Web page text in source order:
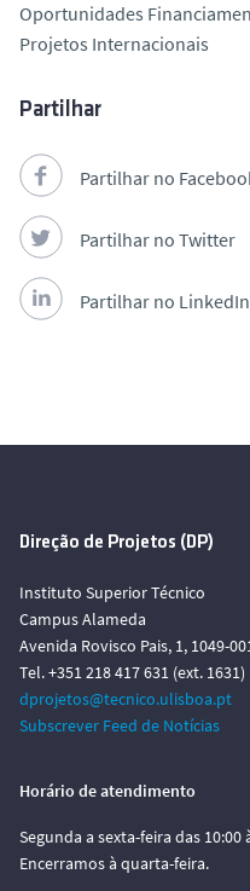
Oportunidades
Projetos Internacionais
Partilhar
Partilhar no
Partilhar no Twitter
Partilhar no LinkedIn
Direção de Projetos (DP)
Instituto Superior Técnico
Campus Alameda
Avenida Rovisco Pais, 1, 1049-
Tel. +351 218 417 631 (ext. 1631)
dprojetos@tecnico.ulisboa.pt
Subscrever Feed de Notícias
Horário de atendimento
Segunda a sexta-feira das 10:00
Encerramos à quarta-feira.